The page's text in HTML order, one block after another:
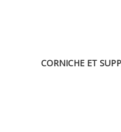
CORNICHE ET